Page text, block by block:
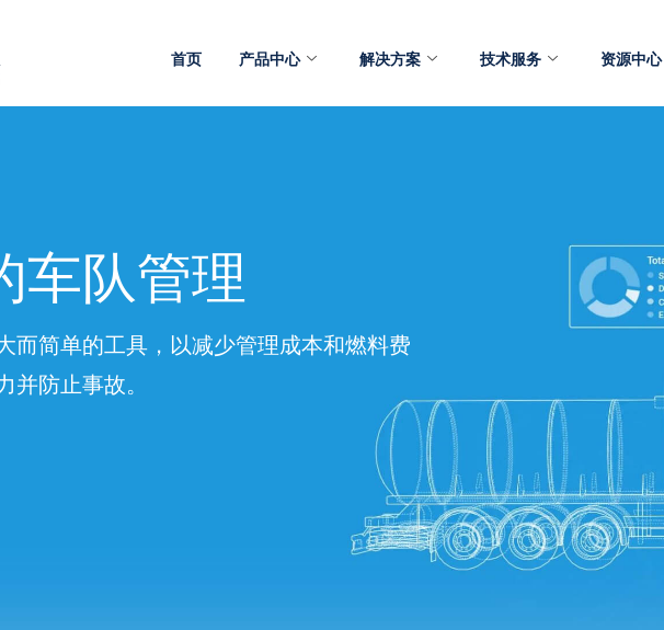
首页 产品中心 解决方案 技术服务 资源中心
车队管理
而简单的工具，以减少管理成本和燃料费
并防止事故。